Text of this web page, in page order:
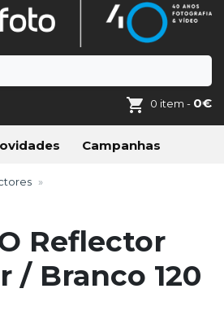
0 item - 0€
Campanhas
Reflector
/ Branco 120